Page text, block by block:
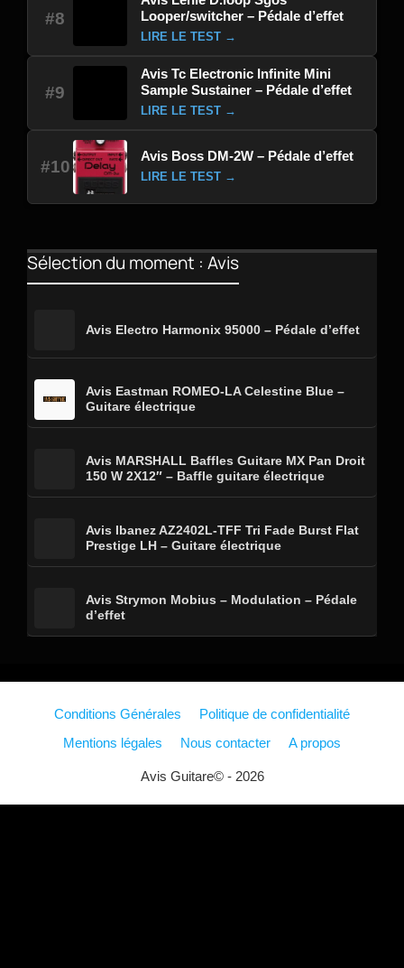
#8
Looper/switcher – Pédale d’effet
LIRE LE TEST →
#9
Avis Tc Electronic Infinite Mini
Sample Sustainer – Pédale d’effet
LIRE LE TEST →
#10
Avis Boss DM-2W – Pédale d’effet
LIRE LE TEST →
Sélection du moment : Avis
Avis Electro Harmonix 95000 – Pédale d’effet
Avis Eastman ROMEO-LA Celestine Blue –
Guitare électrique
Avis MARSHALL Baffles Guitare MX Pan Droit
150 W 2X12″ – Baffle guitare électrique
Avis Ibanez AZ2402L-TFF Tri Fade Burst Flat
Prestige LH – Guitare électrique
Avis Strymon Mobius – Modulation – Pédale
d’effet
Conditions Générales
Politique de confidentialité
Mentions légales
Nous contacter A propos
Avis Guitare© - 2026